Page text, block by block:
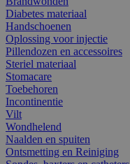
Diabetes materiaal
Handschoenen
Oplossing voor injectie
Pillendozen en accessoires
Steriel materiaal
Stomacare
Toebehoren
Incontinentie
Vilt
Wondhelend
Naalden en spuiten
Ontsmetting en Reiniging